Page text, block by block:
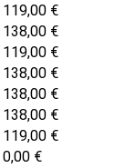
119,00 €
138,00 €
119,00 €
138,00 €
138,00 €
138,00 €
119,00 €
0,00 €